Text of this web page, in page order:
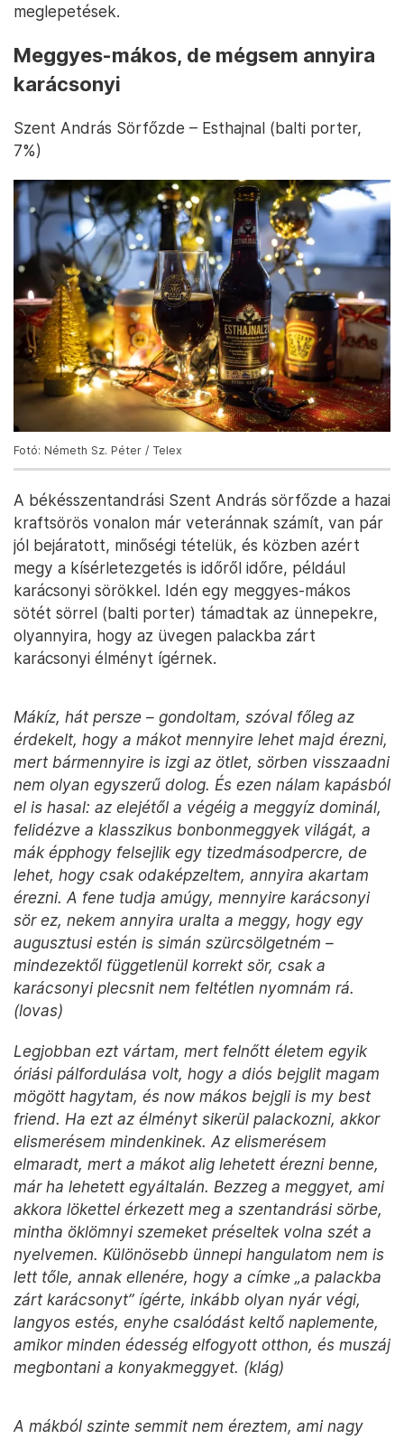
meglepetések.
Meggyes-mákos, de mégsem annyira
karácsonyi
Szent András Sörfőzde – Esthajnal (balti porter,
7%)
Fotó: Németh Sz. Péter / Telex
A békésszentandrási Szent András sörfőzde a hazai
kraftsörös vonalon már veteránnak számít, van pár
jól bejáratott, minőségi tételük, és közben azért
megy a kísérletezgetés is időről időre, például
karácsonyi sörökkel. Idén egy meggyes-mákos
sötét sörrel (balti porter) támadtak az ünnepekre,
olyannyira, hogy az üvegen palackba zárt
karácsonyi élményt ígérnek.
Mákíz, hát persze – gondoltam, szóval főleg az
érdekelt, hogy a mákot mennyire lehet majd érezni,
mert bármennyire is izgi az ötlet, sörben visszaadni
nem olyan egyszerű dolog. És ezen nálam kapásból
el is hasal: az elejétől a végéig a meggyíz dominál,
felidézve a klasszikus bonbonmeggyek világát, a
mák épphogy felsejlik egy tizedmásodpercre, de
lehet, hogy csak odaképzeltem, annyira akartam
érezni. A fene tudja amúgy, mennyire karácsonyi
sör ez, nekem annyira uralta a meggy, hogy egy
augusztusi estén is simán szürcsölgetném –
mindezektől függetlenül korrekt sör, csak a
karácsonyi plecsnit nem feltétlen nyomnám rá.
(lovas)
Legjobban ezt vártam, mert felnőtt életem egyik
óriási pálfordulása volt, hogy a diós bejglit magam
mögött hagytam, és now mákos bejgli is my best
friend. Ha ezt az élményt sikerül palackozni, akkor
elismerésem mindenkinek. Az elismerésem
elmaradt, mert a mákot alig lehetett érezni benne,
már ha lehetett egyáltalán. Bezzeg a meggyet, ami
akkora lökettel érkezett meg a szentandrási sörbe,
mintha öklömnyi szemeket préseltek volna szét a
nyelvemen. Különösebb ünnepi hangulatom nem is
lett tőle, annak ellenére, hogy a címke „a palackba
zárt karácsonyt” ígérte, inkább olyan nyár végi,
langyos estés, enyhe csalódást keltő naplemente,
amikor minden édesség elfogyott otthon, és muszáj
megbontani a konyakmeggyet. (klág)
A mákból szinte semmit nem éreztem, ami nagy